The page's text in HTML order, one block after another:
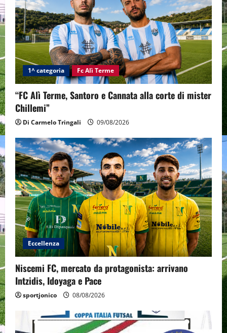
1^ categoria Fc Alì Terme
“FC Alì Terme, Santoro e Cannata alla corte di mister
Chillemi”
Di Carmelo Tringali 09/08/2026
Eccellenza
Niscemi FC, mercato da protagonista: arrivano
Intzidis, Idoyaga e Pace
sportjonico 08/08/2026